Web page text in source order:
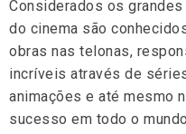
Considerados os
do cinema são
obras nas telonas,
incríveis através de
animações e até mesmo
sucesso em todo o